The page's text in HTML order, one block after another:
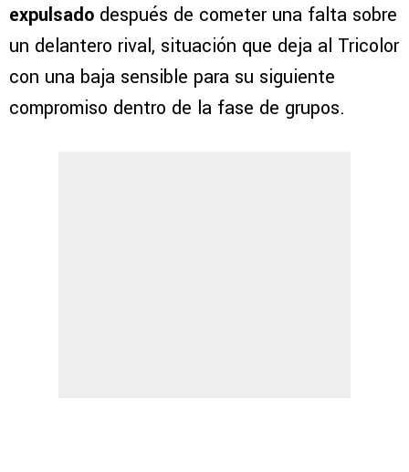
expulsado después de cometer una falta sobre
un delantero rival, situación que deja al Tricolor
con una baja sensible para su siguiente
compromiso dentro de la fase de grupos.